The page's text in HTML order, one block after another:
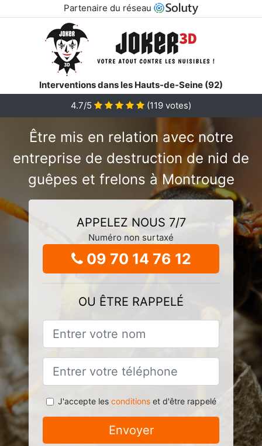
Partenaire du réseau
Interventions dans les Hauts-de-Seine (92)
4.7/5
(119 votes)
Être mis en relation avec notre
entreprise de destruction de nid de
guêpes et frelons à Montrouge
APPELEZ NOUS 7/7
Numéro non surtaxé
09 70 14 76 12
OU ÊTRE RAPPELÉ
J'accepte les conditionset d'être rappelé
Envoyer